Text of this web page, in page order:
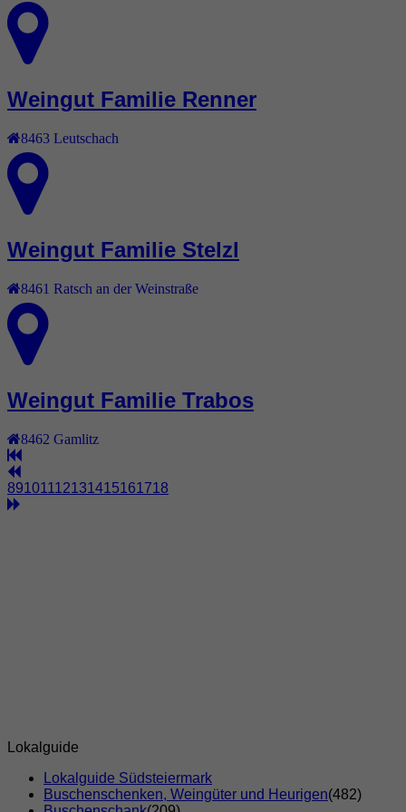
Weingut Familie Renner
8463 Leutschach
Weingut Familie Stelzl
8461 Ratsch an der Weinstraße
Weingut Familie Trabos
8462 Gamlitz
891011 12131415161718
Lokalguide
Lokalguide Südsteiermark
Buschenschenken, Weingüter und Heurigen(482)